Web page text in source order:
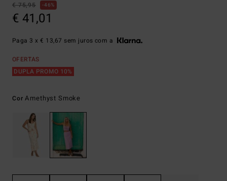
€ 75,95
46%
€ 41,01
Paga 3 x € 13,67 sem juros com a
OFERTAS
DUPLA PROMO 10%
CorAmethyst Smoke